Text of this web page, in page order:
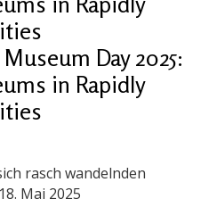
Day 2025:
in Rapidly
rasch wandelnden
Mai 2025